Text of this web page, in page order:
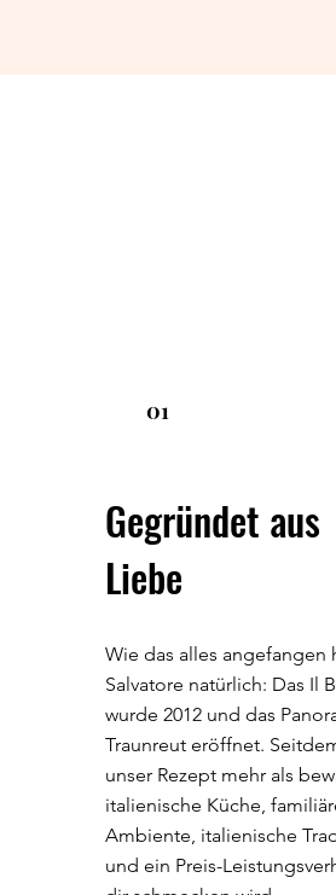
01
Gegründet aus
Liebe
Wie das alles angefangen
Salvatore natürlich: Das Il
wurde 2012 und das
Traunreut eröffnet.
unser Rezept mehr als
italienische Küche,
Ambiente, italienische
und ein Preis-